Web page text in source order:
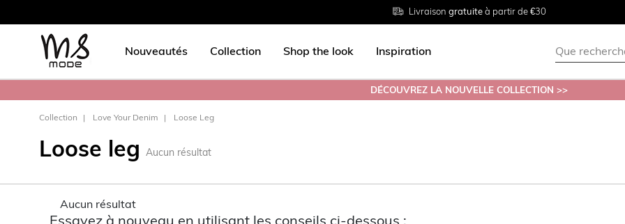
Livraison gratuiteà partir de €30
Tailles du38 au 54
Retourgratuit en magasin
Nouveautés Collection Shop the look Inspiration
DÉCOUVREZ LA NOUVELLE COLLECTION >>
Collection Love Your Denim Loose Leg
Loose leg Aucun résultat
Aucun résultat
Essayez à nouveau en utilisant les conseils ci-dessous :